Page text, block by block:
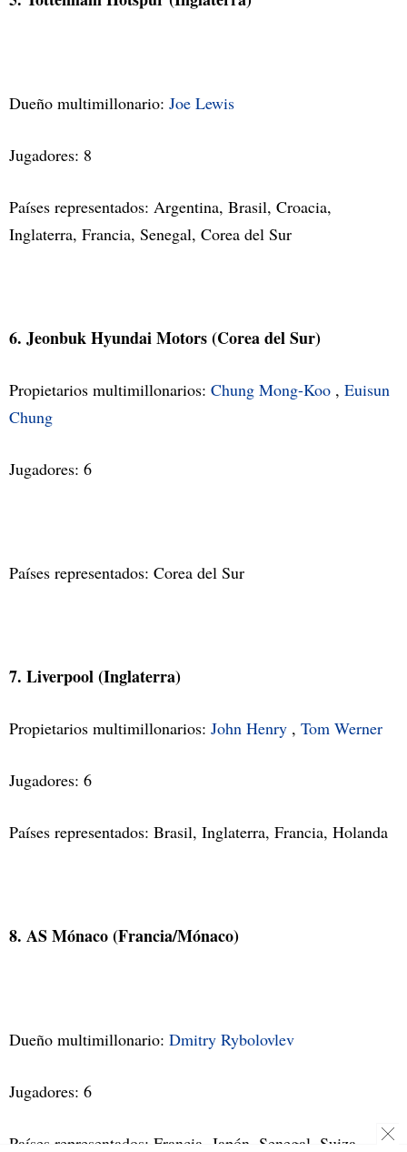
Dueño multimillonario: Joe Lewis
Jugadores: 8
Países representados: Argentina, Brasil, Croacia,
Inglaterra, Francia, Senegal, Corea del Sur
6. Jeonbuk Hyundai Motors (Corea del Sur)
Propietarios multimillonarios: Chung Mong-Koo , Euisun
Chung
Jugadores: 6
Países representados: Corea del Sur
7. Liverpool (Inglaterra)
Propietarios multimillonarios: John Henry , Tom Werner
Jugadores: 6
Países representados: Brasil, Inglaterra, Francia, Holanda
8. AS Mónaco (Francia/Mónaco)
Dueño multimillonario: Dmitry Rybolovlev
Jugadores: 6
Países representados: Francia, Japón, Senegal, Suiza